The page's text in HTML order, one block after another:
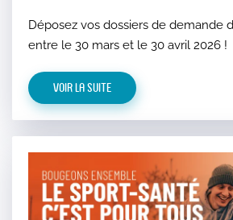
Déposez vos dossiers de demande
entre le 30 mars et le 30 avril 2026 !
Voir la suite